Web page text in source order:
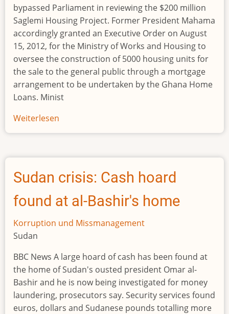
bypassed Parliament in reviewing the $200 million
Saglemi Housing Project. Former President Mahama
accordingly granted an Executive Order on August
15, 2012, for the Ministry of Works and Housing to
oversee the construction of 5000 housing units for
the sale to the general public through a mortgage
arrangement to be undertaken by the Ghana Home
Loans. Minist
Weiterlesen
Mahama’s
Bypassed
Parliament
In
Reviewing
$200m
Housing
Sudan crisis: Cash hoard
found at al-Bashir's home
Korruption und Missmanagement
Sudan
BBC News A large hoard of cash has been found at
the home of Sudan's ousted president Omar al-
Bashir and he is now being investigated for money
laundering, prosecutors say. Security services found
euros, dollars and Sudanese pounds totalling more